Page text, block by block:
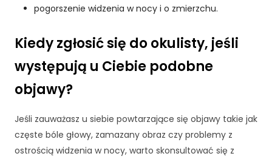
pogorszenie widzenia w nocy i o zmierzchu.
Kiedy zgłosić się do okulisty, jeśli
występują u Ciebie podobne
objawy?
Jeśli zauważasz u siebie powtarzające się objawy takie jak
częste bóle głowy, zamazany obraz czy problemy z
ostrością widzenia w nocy, warto skonsultować się z
n
a
l
e
o
n